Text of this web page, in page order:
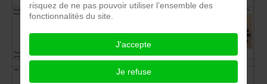
risquez de ne pas pouvoir utiliser l’ensemble des
fonctionnalités du site.
J'accepte
Je refuse